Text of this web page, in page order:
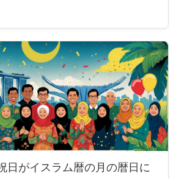
、少なくとも公務員にとってブラック
日がイスラム暦の月の暦日に